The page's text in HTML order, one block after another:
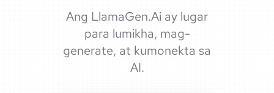
Ang LlamaGen.Ai ay lugar
para lumikha, mag-
generate, at kumonekta sa
AI.